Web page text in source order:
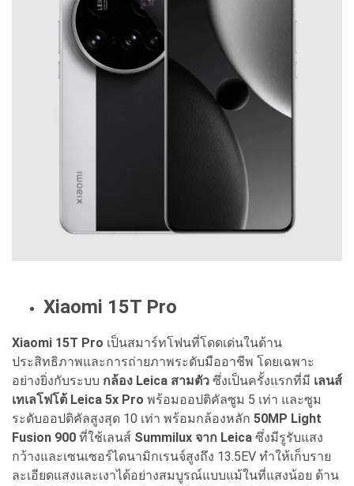
Xiaomi 15T Pro
Xiaomi 15T Pro เป็นสมาร์ทโฟนที่โดดเด่นในด้าน
ประสิทธิภาพและการถ่ายภาพระดับมืออาชีพ โดยเฉพาะ
อย่างยิ่งกับระบบ กล้อง Leica สามตัว ซึ่งเป็นครั้งแรกที่มี เลนส์
เทเลโฟโต้ Leica 5x Pro พร้อมออปติคัลซูม 5 เท่า และซูม
ระดับออปติคัลสูงสุด 10 เท่า พร้อมกล้องหลัก 50MP Light
Fusion 900 ที่ใช้เลนส์ Summilux จาก Leica ซึ่งมีรูรับแสง
กว้างและเซนเซอร์ไดนามิกเรนจ์สูงถึง 13.5EV ทำให้เก็บราย
ละเอียดแสงและเงาได้อย่างสมบูรณ์แบบแม้ในที่แสงน้อย ด้าน